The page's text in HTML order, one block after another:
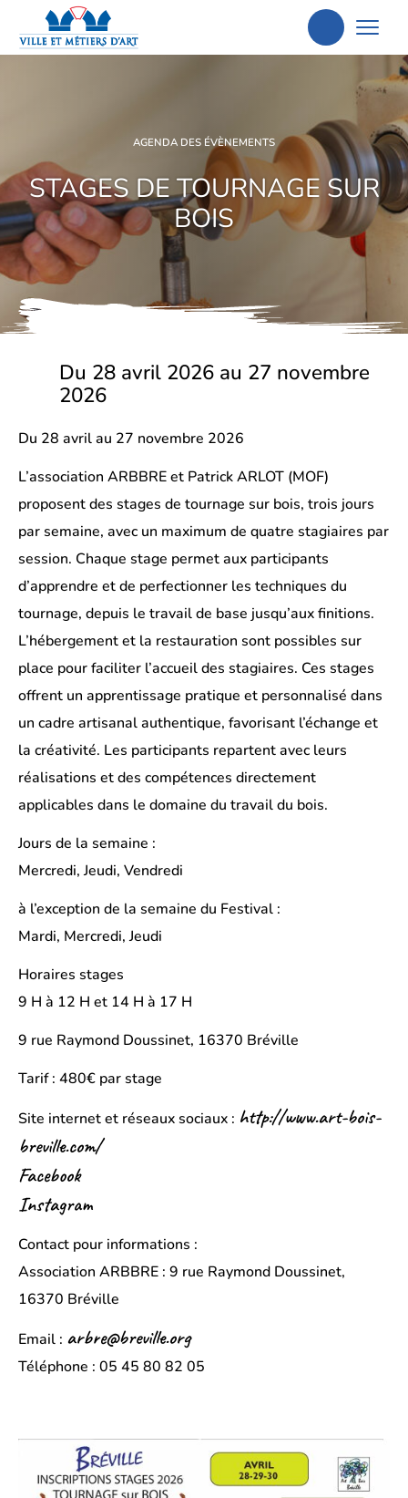
Aller
recherche
AGENDA DES ÉVÈNEMENTS
STAGES DE TOURNAGE SUR
BOIS
Du 28 avril 2026 au 27 novembre
2026
Du 28 avril au 27 novembre 2026
L’association ARBBRE et Patrick ARLOT (MOF)
proposent des stages de tournage sur bois, trois jours
par semaine, avec un maximum de quatre stagiaires par
session. Chaque stage permet aux participants
d’apprendre et de perfectionner les techniques du
tournage, depuis le travail de base jusqu’aux finitions.
L’hébergement et la restauration sont possibles sur
place pour faciliter l’accueil des stagiaires. Ces stages
offrent un apprentissage pratique et personnalisé dans
un cadre artisanal authentique, favorisant l’échange et
la créativité. Les participants repartent avec leurs
réalisations et des compétences directement
applicables dans le domaine du travail du bois.
Jours de la semaine :
Mercredi, Jeudi, Vendredi
à l’exception de la semaine du Festival :
Mardi, Mercredi, Jeudi
Horaires stages
9 H à 12 H et 14 H à 17 H
9 rue Raymond Doussinet, 16370 Bréville
Tarif : 480€ par stage
Site internet et réseaux sociaux : http://www.art-bois-
breville.com/
Facebook
Instagram
Contact pour informations :
Association ARBBRE : 9 rue Raymond Doussinet,
16370 Bréville
Email : arbre@breville.org
Téléphone : 05 45 80 82 05